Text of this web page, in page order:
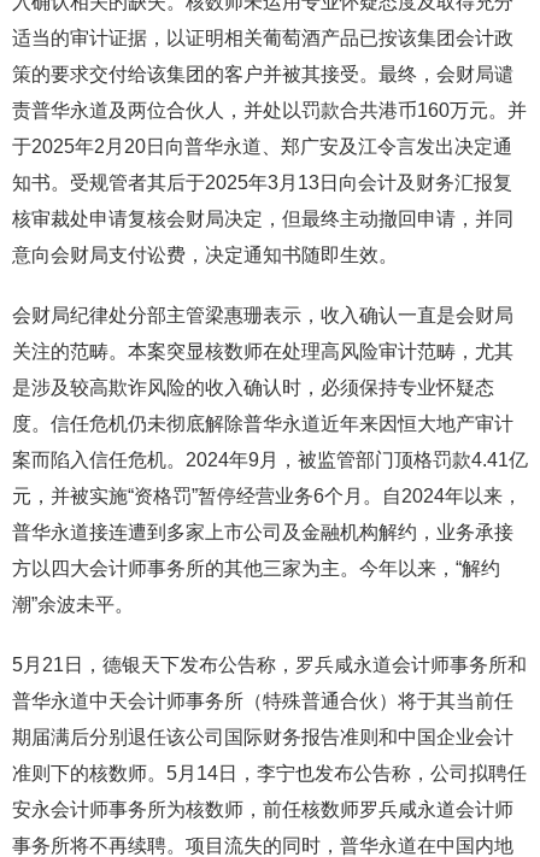
适当的审计证据，以证明相关葡萄酒产品已按该集团会计政
策的要求交付给该集团的客户并被其接受。最终，会财局谴
责普华永道及两位合伙人，并处以罚款合共港币160万元。并
于2025年2月20日向普华永道、郑广安及江令言发出决定通
知书。受规管者其后于2025年3月13日向会计及财务汇报复
核审裁处申请复核会财局决定，但最终主动撤回申请，并同
意向会财局支付讼费，决定通知书随即生效。
会财局纪律处分部主管梁惠珊表示，收入确认一直是会财局
关注的范畴。本案突显核数师在处理高风险审计范畴，尤其
是涉及较高欺诈风险的收入确认时，必须保持专业怀疑态
度。信任危机仍未彻底解除普华永道近年来因恒大地产审计
案而陷入信任危机。2024年9月，被监管部门顶格罚款4.41亿
元，并被实施“资格罚”暂停经营业务6个月。自2024年以来，
普华永道接连遭到多家上市公司及金融机构解约，业务承接
方以四大会计师事务所的其他三家为主。今年以来，“解约
潮”余波未平。
5月21日，德银天下发布公告称，罗兵咸永道会计师事务所和
普华永道中天会计师事务所（特殊普通合伙）将于其当前任
期届满后分别退任该公司国际财务报告准则和中国企业会计
准则下的核数师。5月14日，李宁也发布公告称，公司拟聘任
安永会计师事务所为核数师，前任核数师罗兵咸永道会计师
事务所将不再续聘。项目流失的同时，普华永道在中国内地